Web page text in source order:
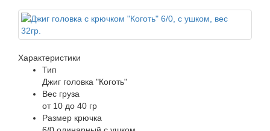
Характеристики
Тип
Джиг головка "Коготь"
Вес груза
от 10 до 40 гр
Размер крючка